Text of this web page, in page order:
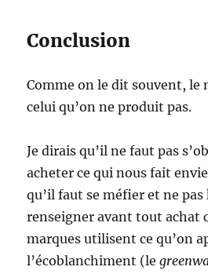
Conclusion
Comme on le dit souvent, le
celui qu’on ne produit pas.
Je dirais qu’il ne faut pas
acheter ce qui nous fait
qu’il faut se méfier et ne pas
renseigner avant tout achat
marques utilisent ce qu’on
l’écoblanchiment (le